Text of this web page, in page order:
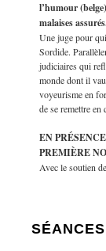
l’humour
malaises
Une juge pour
Sordide.
judiciaires qui
monde dont il
voyeurisme en
de se remettre en
EN
PREMIÈRE
Avec le soutien
SÉANCES